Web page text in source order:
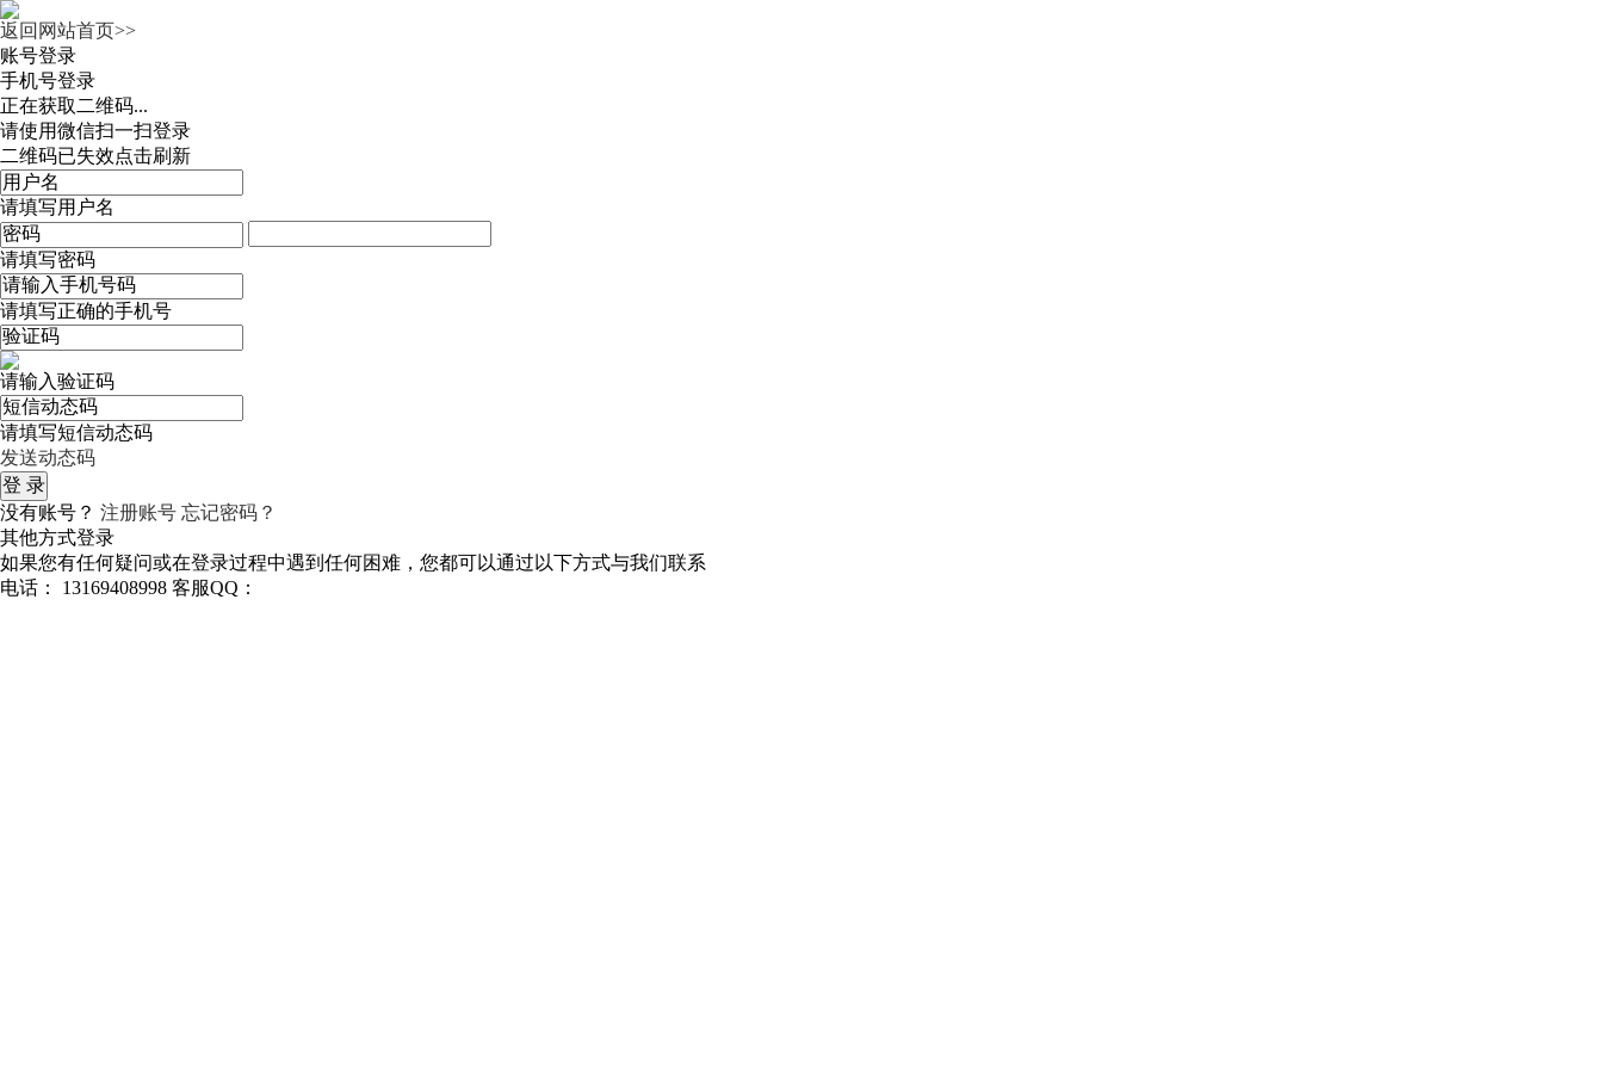
返回网站首页>>
账号登录
手机号登录
正在获取二维码...
请使用微信扫一扫登录
二维码已失效点击刷新
请填写用户名
请填写密码
请填写正确的手机号
请输入验证码
请填写短信动态码
发送动态码
没有账号？ 注册账号 忘记密码？
其他方式登录
如果您有任何疑问或在登录过程中遇到任何困难，您都可以通过以下方式与我们联系
电话： 13169408998 客服QQ：